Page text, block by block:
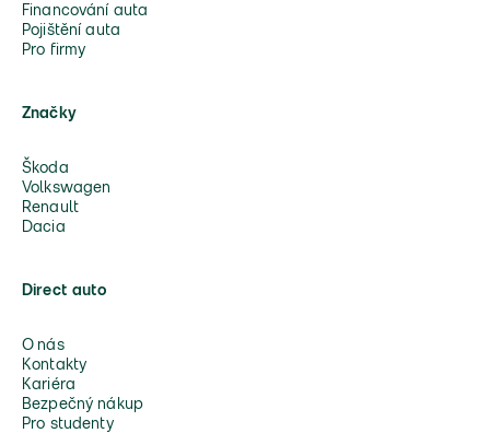
Financování auta
Pojištění auta
Pro firmy
Značky
Škoda
Volkswagen
Renault
Dacia
Direct auto
O nás
Kontakty
Kariéra
Bezpečný nákup
Pro studenty